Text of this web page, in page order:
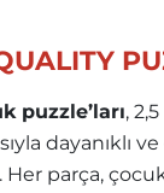
puzzle’ları,
dayanıklı
parça,